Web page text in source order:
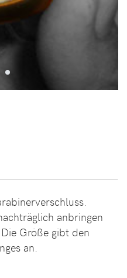
anbringen
Größe gibt den
an.